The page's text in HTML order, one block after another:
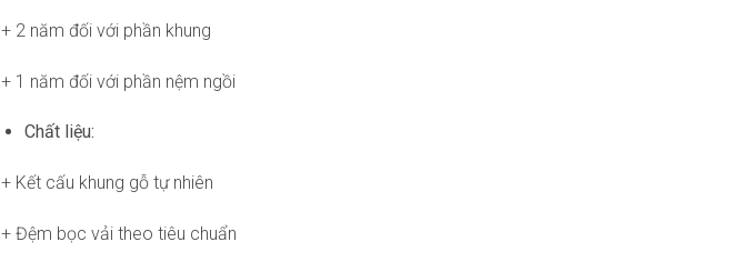
+ 2 năm đối với phần khung
+ 1 năm đối với phần nệm ngồi
Chất liệu:
+ Kết cấu khung gỗ tự nhiên
+ Đệm bọc vải theo tiêu chuẩn